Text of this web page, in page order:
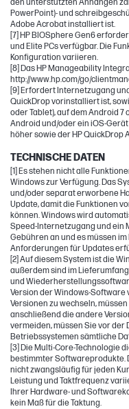
den unterstützten Anhängen
PowerPoint)- und
Adobe Acrobat installiert ist.
[7] HP BIOSphere Gen6
und Elite PCs verfügbar. Die
Konfiguration variieren.
[8] Das HP Manageability
http://www.hp.com/go/
[9] Erfordert Internetzugang
QuickDrop vorinstalliert ist,
oder Tablet), auf dem Android
Android und/oder ein iOS-
höher sowie der HP QuickDrop
TECHNISCHE DATEN
[1] Es stehen nicht alle
Windows zur Verfügung. Das
und/oder separat erworbene
Update, damit die Funktionen
können. Windows wird
Speed-Internetzugang und ein
Gebühren an und es müssen
Anforderungen für Updates
[2] Auf diesem System ist die
außerdem sind im
und
Version der Windows-Software
Versionen zu wechseln,
anschließend die andere
vermeiden, müssen Sie vor
Betriebssystemen sämtliche
[3] Die Multi-Core-Technologie
bestimmter Softwareprodukte.
nicht zwangsläufig für jeden
Leistung und Taktfrequenz
Ihrer Hardware- und
kein Maß für die Taktung.